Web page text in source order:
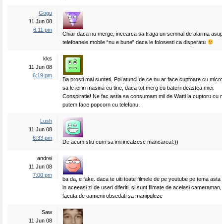
Gogu
11 Jun 08
6:11 pm
Chiar daca nu merge, incearca sa traga un semnal de alarma
telefoanele mobile “nu e bune” daca le folosesti ca disperatu
kks
11 Jun 08
6:19 pm
Ba prosti mai sunteti. Poi atunci de ce nu ar face cuptoare cu
sa le iei in masina cu tine, daca tot merg cu baterii deastea mici.
Conspiratie! Ne fac astia sa consumam mii de Watti la cuptoru cu
putem face popcorn cu telefonu.
Lush
11 Jun 08
6:33 pm
De acum stiu cum sa imi incalzesc mancarea!:))
andrei
11 Jun 08
7:00 pm
ba da, e fake. daca te uiti toate filmele de pe youtube pe tema
in aceeasi zi de useri diferiti, si sunt filmate de acelasi
facuta de oamenii obsedati sa manipuleze
Saw
11 Jun 08